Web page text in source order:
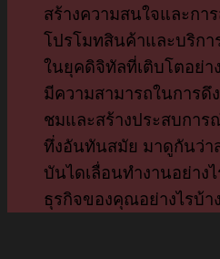
สร้างความสนใจและกา
โปรโมทสินค้าและบริก
ในยุคดิจิทัลที่เติบโตอย่า
มีความสามารถในการดึ
ชมและสร้างประสบกา
ทึ่งอันทันสมัย มาดูกันว่า
บันไดเลื่อนทำงานอย่าง
ธุรกิจของคุณอย่างไรบ้า